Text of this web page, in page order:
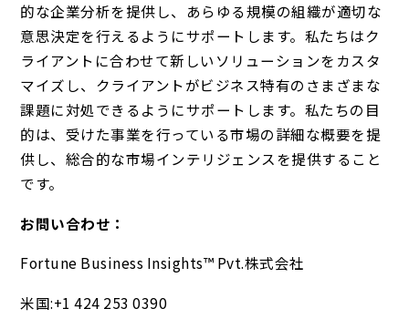
的な企業分析を提供し、あらゆる規模の組織が適切な
意思決定を行えるようにサポートします。私たちはク
ライアントに合わせて新しいソリューションをカスタ
マイズし、クライアントがビジネス特有のさまざまな
課題に対処できるようにサポートします。私たちの目
的は、受けた事業を行っている市場の詳細な概要を提
供し、総合的な市場インテリジェンスを提供すること
です。
お問い合わせ：
Fortune Business Insights™ Pvt.株式会社
米国:+1 424 253 0390